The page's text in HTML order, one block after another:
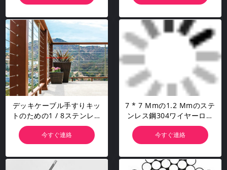
デッキケーブル手すりキッ
トのための1 / 8ステンレス
鋼航空機ワイヤーロープ
今すぐ連絡
7 * 7 Mmの1.2 Mmのステ
ンレス鋼304ワイヤーロー
プは、ガードレール釣りラ
インをカスタマイズしまし
た
今すぐ連絡